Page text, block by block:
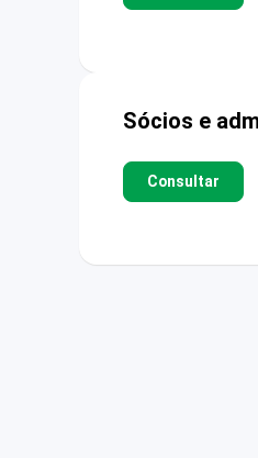
Sócios e
Consultar